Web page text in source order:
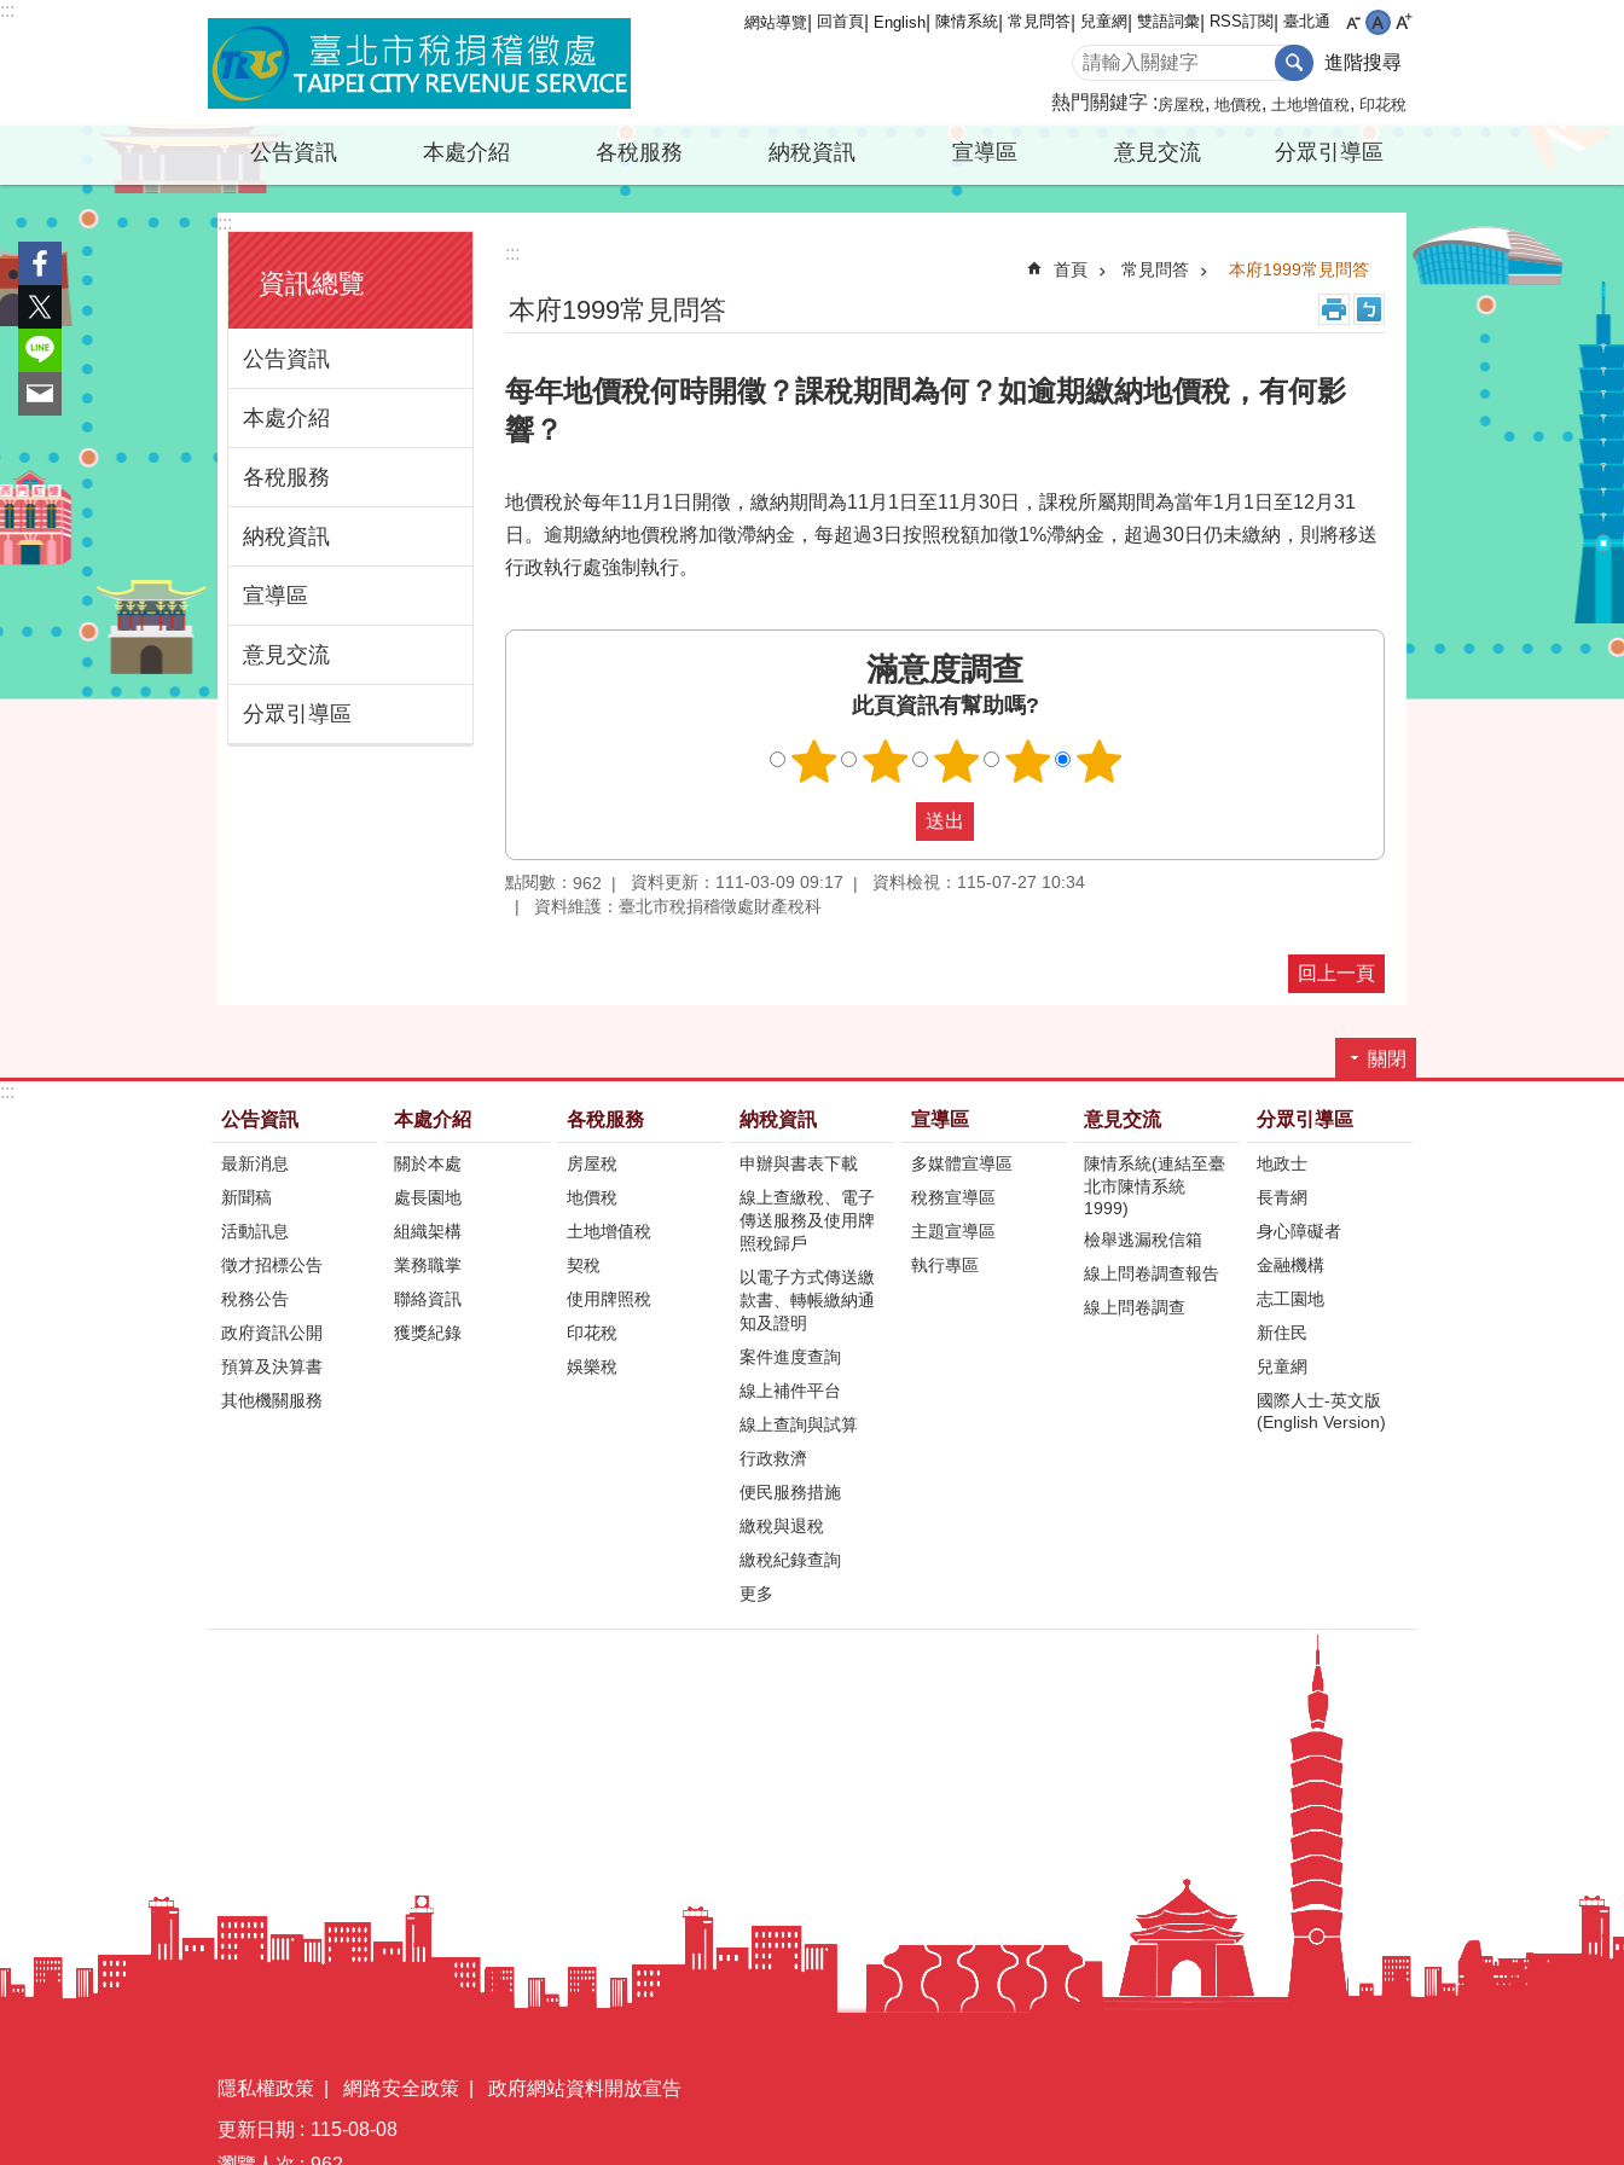
跳到主要內容區塊
:::
網站導覽 回首頁 English 陳情系統 常見問答 兒童網 雙語詞彙 RSS訂閱 臺北通
進階搜尋
熱門關鍵字
房屋稅 地價稅 土地增值稅 印花稅
公告資訊 本處介紹 各稅服務 納稅資訊 宣導區 意見交流 分眾引導區
:::
資訊總覽
公告資訊
本處介紹
各稅服務
納稅資訊
宣導區
意見交流
分眾引導區
:::
首頁 常見問答 本府1999常見問答
本府1999常見問答
每年地價稅何時開徵？課稅期間為何？如逾期繳納地價稅，有何影
響？
地價稅於每年11月1日開徵，繳納期間為11月1日至11月30日，課稅所屬期間為當年1月1日至12月31
日。逾期繳納地價稅將加徵滯納金，每超過3日按照稅額加徵1%滯納金，超過30日仍未繳納，則將移送
行政執行處強制執行。
滿意度調查
此頁資訊有幫助嗎?
點閱數： 962 資料更新：111-03-09 09:17
資料檢視：115-07-27 10:34
資料維護：臺北市稅捐稽徵處財產稅科
回上一頁
關閉
:::
公告資訊
最新消息
新聞稿
活動訊息
徵才招標公告
稅務公告
政府資訊公開
預算及決算書
其他機關服務
本處介紹
關於本處
處長園地
組織架構
業務職掌
聯絡資訊
獲獎紀錄
各稅服務
房屋稅
地價稅
土地增值稅
契稅
使用牌照稅
印花稅
娛樂稅
納稅資訊
申辦與書表下載
線上查繳稅、電子
傳送服務及使用牌
照稅歸戶
以電子方式傳送繳
款書、轉帳繳納通
知及證明
案件進度查詢
線上補件平台
線上查詢與試算
行政救濟
便民服務措施
繳稅與退稅
繳稅紀錄查詢
更多
宣導區
多媒體宣導區
稅務宣導區
主題宣導區
執行專區
意見交流
陳情系統(連結至臺
北市陳情系統
1999)
檢舉逃漏稅信箱
線上問卷調查報告
線上問卷調查
分眾引導區
地政士
長青網
身心障礙者
金融機構
志工園地
新住民
兒童網
國際人士-英文版
(English Version)
隱私權政策 網路安全政策
政府網站資料開放宣告
更新日期
115-08-08